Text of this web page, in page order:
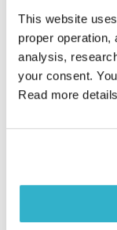
This website
proper
analysis,
your consent.
Read more
הקטנות.